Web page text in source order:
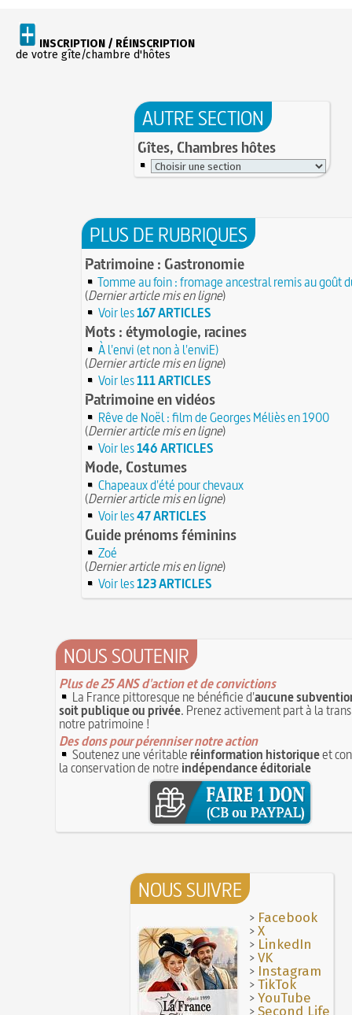
INSCRIPTION / RÉINSCRIPTION
de votre gîte/chambre d'hôtes
AUTRE SECTION
Gîtes, Chambres hôtes
PLUS DE RUBRIQUES
Patrimoine : Gastronomie
Tomme au foin : fromage ancestral remis au goût
(Dernier article mis en ligne)
Voir les167 ARTICLES
Mots : étymologie, racines
À l'envi (et non à l'enviE)
(Dernier article mis en ligne)
Voir les111 ARTICLES
Patrimoine en vidéos
Rêve de Noël : film de Georges Méliès en 1900
(Dernier article mis en ligne)
Voir les146 ARTICLES
Mode, Costumes
Chapeaux d'été pour chevaux
(Dernier article mis en ligne)
Voir les47 ARTICLES
Guide prénoms féminins
Zoé
(Dernier article mis en ligne)
Voir les123 ARTICLES
NOUS SOUTENIR
Plus de 25 ANS d'action et de convictions
La France pittoresque ne bénéficie d'aucune
soit publique ou privée. Prenez activement part à la
notre patrimoine !
Des dons pour pérenniser notre action
Soutenez une véritableréinformation historiqueet
la conservation de notre indépendance éditoriale
NOUS SUIVRE
> Facebook
>X
> LinkedIn
>VK
> Instagram
>TikTok
>YouTube
>Second Life